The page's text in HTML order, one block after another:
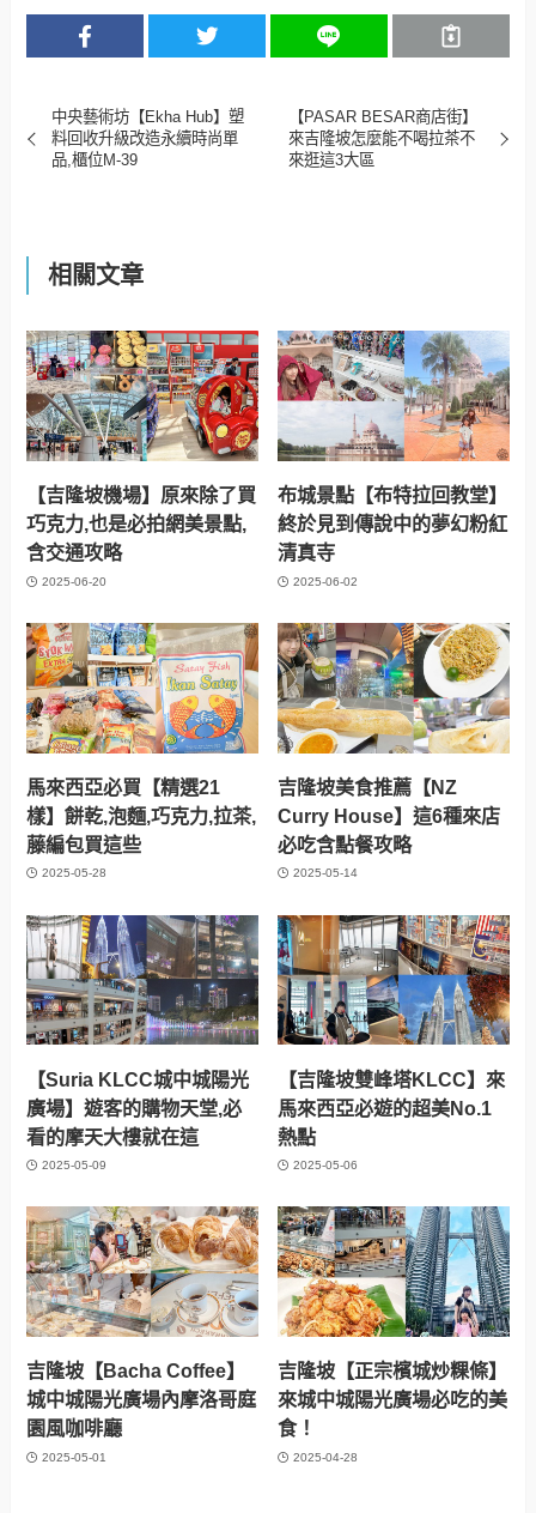
中央藝術坊【Ekha Hub】塑
料回收升級改造永續時尚單
品,櫃位M-39
【PASAR BESAR商店街】
來吉隆坡怎麼能不喝拉茶不
來逛這3大區
相關文章
【吉隆坡機場】原來除了買
巧克力,也是必拍網美景點,
含交通攻略
2025-06-20
布城景點【布特拉回教堂】
終於見到傳說中的夢幻粉紅
清真寺
2025-06-02
馬來西亞必買【精選21
樣】餅乾,泡麵,巧克力,拉茶,
藤編包買這些
2025-05-28
吉隆坡美食推薦【NZ
Curry House】這6種來店
必吃含點餐攻略
2025-05-14
【Suria KLCC城中城陽光
廣場】遊客的購物天堂,必
看的摩天大樓就在這
2025-05-09
【吉隆坡雙峰塔KLCC】來
馬來西亞必遊的超美No.1
熱點
2025-05-06
吉隆坡【Bacha Coffee】
城中城陽光廣場內摩洛哥庭
園風咖啡廳
2025-05-01
吉隆坡【正宗檳城炒粿條】
來城中城陽光廣場必吃的美
食！
2025-04-28